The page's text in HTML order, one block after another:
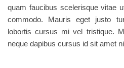
quam faucibus scelerisque vitae
commodo. Mauris eget justo
lobortis cursus mi vel tristique.
neque dapibus cursus id sit amet